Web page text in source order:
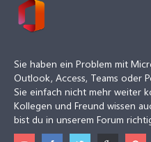
Sie haben ein Problem mit
Outlook, Access, Teams oder
Sie einfach nicht mehr weiter
Kollegen und Freund wissen
bist du in unserem Forum